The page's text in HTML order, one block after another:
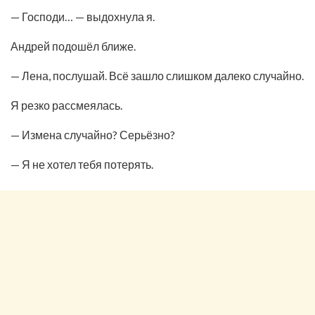
— Господи… — выдохнула я.
Андрей подошёл ближе.
— Лена, послушай. Всё зашло слишком далеко случайно.
Я резко рассмеялась.
— Измена случайно? Серьёзно?
— Я не хотел тебя потерять.